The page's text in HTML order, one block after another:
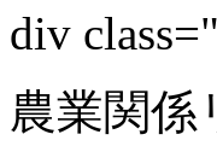
div
農業関係